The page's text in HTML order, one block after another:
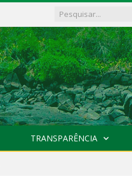
TRANSPARÊNCIA